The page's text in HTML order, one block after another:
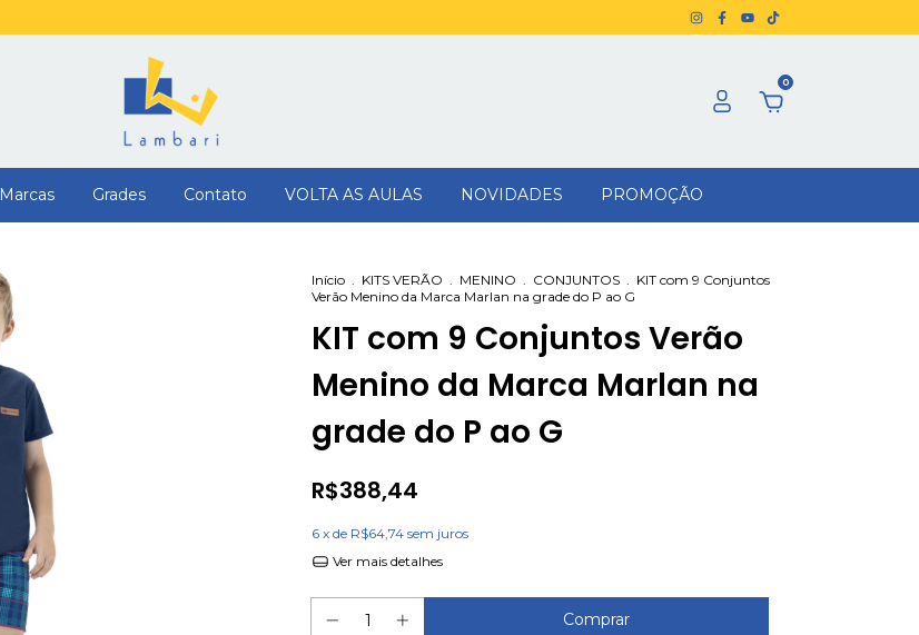
0
Marcas Grades Contato VOLTA AS AULAS NOVIDADES PROMOÇÃO
Início . KITS VERÃO . MENINO . CONJUNTOS . KIT com 9 Conjuntos
Verão Menino da Marca Marlan na grade do P ao G
KIT com 9 Conjuntos Verão
Menino da Marca Marlan na
grade do P ao G
R$388,44
6 x de R$64,74 sem juros
Ver mais detalhes